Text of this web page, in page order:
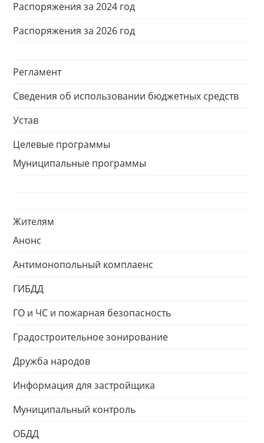
Распоряжения за 2024 год
Распоряжения за 2026 год
Регламент
Сведения об использовании бюджетных средств
Устав
Целевые программы
Муниципальные программы
Жителям
Анонс
Антимонопольный комплаенс
ГИБДД
ГО и ЧС и пожарная безопасность
Градостроительное зонирование
Дружба народов
Информация для застройщика
Муниципальный контроль
ОБДД